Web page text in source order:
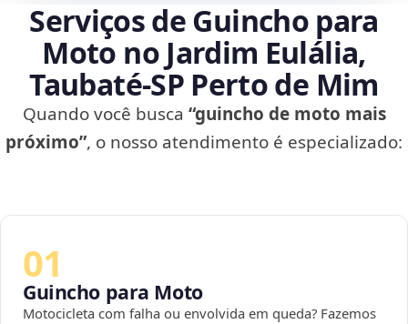
Serviços de Guincho para
Moto no Jardim Eulália,
Taubaté‑SP Perto de Mim
Quando você busca “guincho de moto mais
próximo”, o nosso atendimento é especializado:
01
Guincho para Moto
Motocicleta com falha ou envolvida em queda? Fazemos